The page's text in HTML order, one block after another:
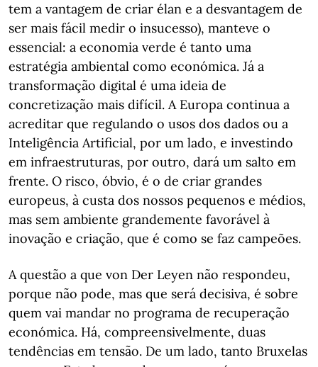
tem a vantagem de criar élan e a desvantagem de
ser mais fácil medir o insucesso), manteve o
essencial: a economia verde é tanto uma
estratégia ambiental como económica. Já a
transformação digital é uma ideia de
concretização mais difícil. A Europa continua a
acreditar que regulando o usos dos dados ou a
Inteligência Artificial, por um lado, e investindo
em infraestruturas, por outro, dará um salto em
frente. O risco, óbvio, é o de criar grandes
europeus, à custa dos nossos pequenos e médios,
mas sem ambiente grandemente favorável à
inovação e criação, que é como se faz campeões.
A questão a que von Der Leyen não respondeu,
porque não pode, mas que será decisiva, é sobre
quem vai mandar no programa de recuperação
económica. Há, compreensivelmente, duas
tendências em tensão. De um lado, tanto Bruxelas